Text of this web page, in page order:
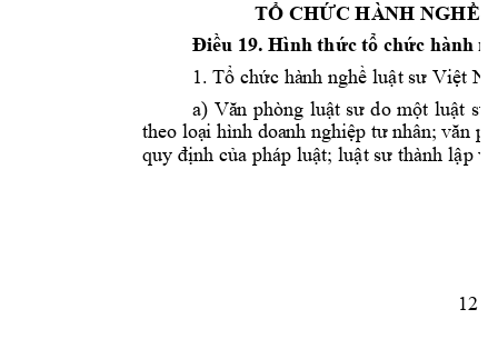
TỔ CHỨC HÀNH NGHỀ
Điều 19. Hình thức tổ chức hành
1. Tổ chức hành nghề luật sư Việt
a) Văn phòng luật sư do một luật sư
theo loại hình doanh nghiệp tư nhân; văn p
quy định của pháp luật; luật sư thành lập
12